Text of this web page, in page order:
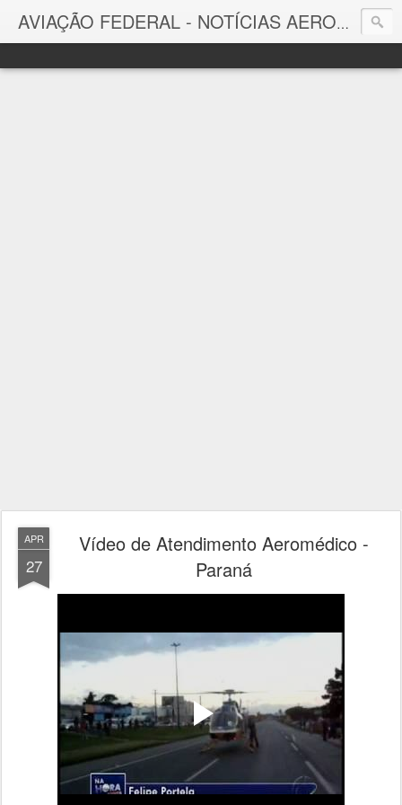
AVIAÇÃO FEDERAL - NOTÍCIAS AERONÁUTICAS & TECNOLOGIAS
Aviação Federal
APR
27
Vídeo de Atendimento Aeromédico -
Paraná